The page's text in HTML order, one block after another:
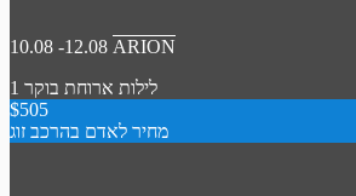
10.08 -12.08 ARION
1 לילות ארוחת בוקר
$505
מחיר לאדם בהרכב זוג